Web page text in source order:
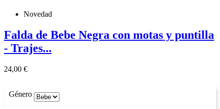
Novedad
Falda de Bebe Negra con motas y puntilla
- Trajes...
Precio
24,00 €
Género